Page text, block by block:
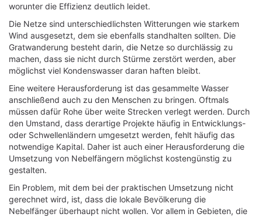
worunter die Effizienz deutlich leidet.
Die Netze sind unterschiedlichsten Witterungen wie starkem
Wind ausgesetzt, dem sie ebenfalls standhalten sollten. Die
Gratwanderung besteht darin, die Netze so durchlässig zu
machen, dass sie nicht durch Stürme zerstört werden, aber
möglichst viel Kondenswasser daran haften bleibt.
Eine weitere Herausforderung ist das gesammelte Wasser
anschließend auch zu den Menschen zu bringen. Oftmals
müssen dafür Rohe über weite Strecken verlegt werden. Durch
den Umstand, dass derartige Projekte häufig in Entwicklungs-
oder Schwellenländern umgesetzt werden, fehlt häufig das
notwendige Kapital. Daher ist auch einer Herausforderung die
Umsetzung von Nebelfängern möglichst kostengünstig zu
gestalten.
Ein Problem, mit dem bei der praktischen Umsetzung nicht
gerechnet wird, ist, dass die lokale Bevölkerung die
Nebelfänger überhaupt nicht wollen. Vor allem in Gebieten, die